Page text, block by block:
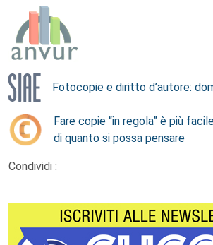
Fotocopie e diritto d’autore:
Fare copie “in regola” è più
di quanto si possa pensare
Condividi :